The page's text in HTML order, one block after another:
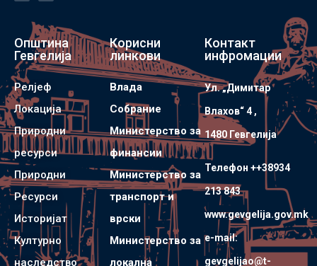
Општина
Гевгелија
Релјеф
Локација
Природни
ресурси
Природни
Ресурси
Историјат
Културно
наследство
Корисни
линкови
Влада
Собрание
Министерство за
финансии
Министерство за
транспорт и
врски
Министерство за
локална
Контакт
инфромации
Ул. „Димитар
Влахов“ 4 ,
1480 Гевгелијa
Телефон ++38934
213 843
www.gevgelija.gov.mk
e-mail:
gevgelijao@t-